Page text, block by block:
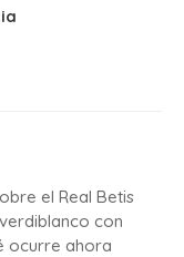
el Real Betis
con
ocurre ahora